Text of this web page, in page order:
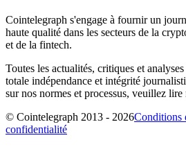
Cointelegraph s'engage à fournir un
haute qualité dans les secteurs de la
et de la fintech.
Toutes les actualités, critiques et
totale indépendance et intégrité
sur nos normes et processus, veuillez lire
© Cointelegraph 2013 - 2026Conditions
confidentialité